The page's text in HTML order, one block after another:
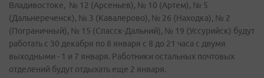
Владивостоке, № 12 (Арсеньев), № 10 (Артем), № 5
(Дальнереченск), № 3 (Кавалерово), № 26 (Находка), № 2
(Пограничный), № 15 (Спасск-Дальний), № 19 (Уссурийск) будут
работать с 30 декабря по 8 января с 8 до 21 часа с двумя
выходными - 1 и 7 января. Работники остальных почтовых
отделений будут отдыхать еще 2 января.